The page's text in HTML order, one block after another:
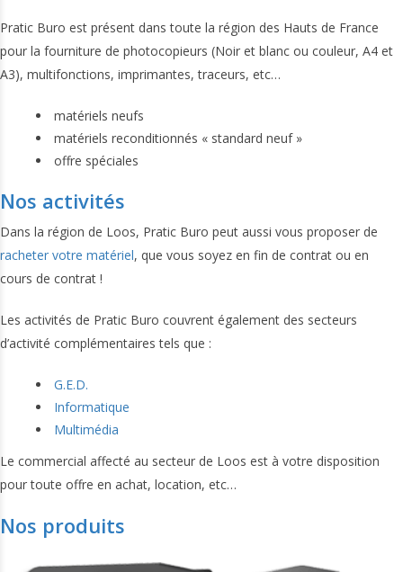
Pratic Buro est présent dans toute la région des Hauts de France
pour la fourniture de photocopieurs (Noir et blanc ou couleur, A4 et
A3), multifonctions, imprimantes, traceurs, etc…
matériels neufs
matériels reconditionnés « standard neuf »
offre spéciales
Nos activités
Dans la région de Loos, Pratic Buro peut aussi vous proposer de
racheter votre matériel, que vous soyez en fin de contrat ou en
cours de contrat !
Les activités de Pratic Buro couvrent également des secteurs
d’activité complémentaires tels que :
G.E.D.
Informatique
Multimédia
Le commercial affecté au secteur de Loos est à votre disposition
pour toute offre en achat, location, etc…
Nos produits